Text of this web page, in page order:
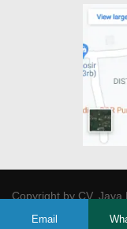
Copyright byCV. Java
Email